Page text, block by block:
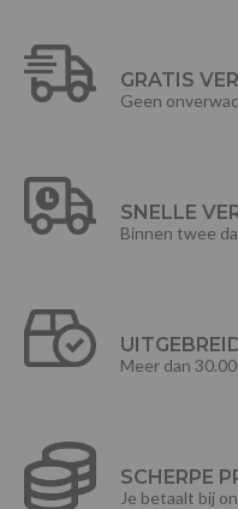
GRATIS
Geen
SNELLE
Binnen twee
Meer dan
SCHERPE
Je betaalt bij